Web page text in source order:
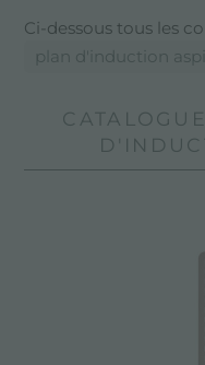
Ci-dessous tous les
plan d'induction